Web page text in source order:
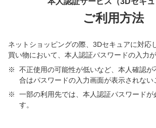
ご利用方法
ネットショッピングの際、3Dセキュアに対応
買い物において、本人認証パスワードの入力が
不正使用の可能性が低いなど、本人確認
合はパスワードの入力画面が表示されない
一部の利用先では、本人認証パスワードが
す。